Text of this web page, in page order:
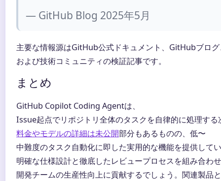
— GitHub Blog 2025年5月
主要な情報源はGitHub公式ドキュメント、GitHubブロ
および技術コミュニティの検証記事です。
まとめ
GitHub Copilot Coding Agentは、
Issue起点でリポジトリ全体のタスクを自律的に処理す
料金やモデルの詳細は未公開部分もあるものの、低〜
中難度のタスク自動化に即した実用的な機能を提供して
明確な仕様設計と徹底したレビュープロセスを組み合わ
開発チームの生産性向上に貢献するでしょう。関連製品